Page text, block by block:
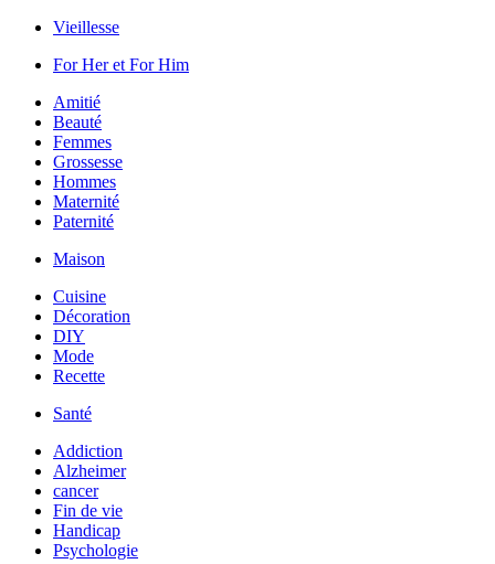
Vieillesse
For Her et For Him
Amitié
Beauté
Femmes
Grossesse
Hommes
Maternité
Paternité
Maison
Cuisine
Décoration
DIY
Mode
Recette
Santé
Addiction
Alzheimer
cancer
Fin de vie
Handicap
Psychologie